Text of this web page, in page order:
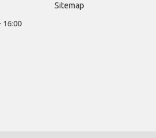
16:00
Sitemap